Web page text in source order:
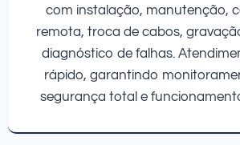
com instalação, manutenção,
remota, troca de cabos,
diagnóstico de falhas.
rápido, garantindo
segurança total e